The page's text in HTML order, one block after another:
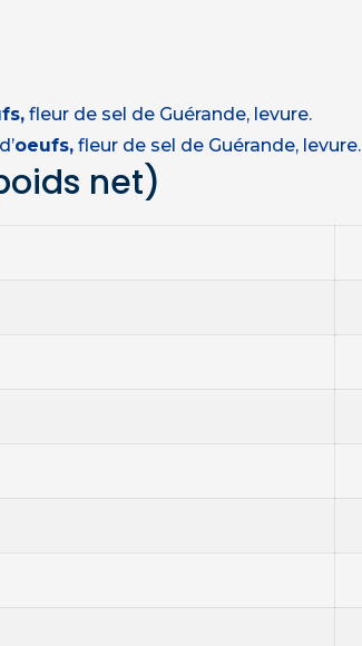
fleur de sel de Guérande, levure.
oeufs, fleur de sel de Guérande, levure.
net)